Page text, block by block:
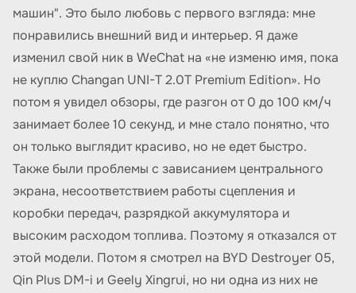
машин". Это было любовь с первого взгляда: мне
понравились внешний вид и интерьер. Я даже
изменил свой ник в WeChat на «не изменю имя, пока
не куплю Changan UNI-T 2.0T Premium Edition». Но
потом я увидел обзоры, где разгон от 0 до 100 км/ч
занимает более 10 секунд, и мне стало понятно, что
он только выглядит красиво, но не едет быстро.
Также были проблемы с зависанием центрального
экрана, несоответствием работы сцепления и
коробки передач, разрядкой аккумулятора и
высоким расходом топлива. Поэтому я отказался от
этой модели. Потом я смотрел на BYD Destroyer 05,
Qin Plus DM-i и Geely Xingrui, но ни одна из них не